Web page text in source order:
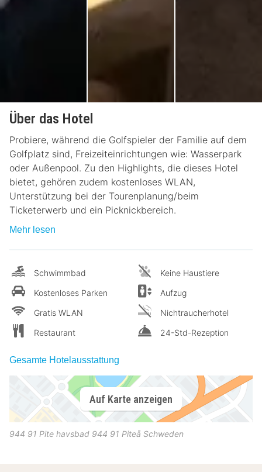
Über das Hotel
Probiere, während die Golfspieler der Familie auf dem
Golfplatz sind, Freizeiteinrichtungen wie: Wasserpark
oder Außenpool. Zu den Highlights, die dieses Hotel
bietet, gehören zudem kostenloses WLAN,
Unterstützung bei der Tourenplanung/beim
Ticketerwerb und ein Picknickbereich.
Mehr lesen
Schwimmbad
Kostenloses Parken
Gratis WLAN
Restaurant
Keine Haustiere
Aufzug
Nichtraucherhotel
24-Std-Rezeption
Gesamte Hotelausstattung
Auf Karte anzeigen
944 91 Pite havsbad 944 91 Piteå Schweden